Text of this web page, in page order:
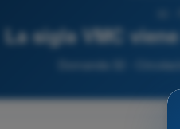
La sigla VMC
Domanda 32 -